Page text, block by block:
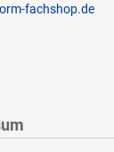
fachshop.de